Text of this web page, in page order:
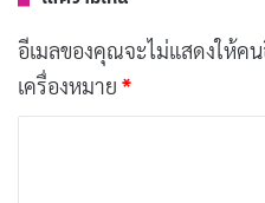
บ้วนปากด้วยน้ำเกลือป
จะช่วยรักษาแผลร้อนใน
อีเมลของคุณจะไม่แสดงให้ค
เครื่องหมาย *